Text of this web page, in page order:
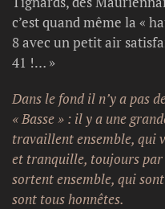
c’est quand même la «
8 avec un petit air
41 !… »
Dans le fond il n’y a pas
« Basse » : il y a une
travaillent ensemble, qui
et tranquille, toujours
sortent ensemble, qui
sont tous honnêtes.